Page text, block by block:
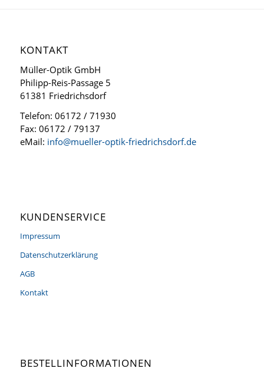
KONTAKT
Müller-Optik GmbH
Philipp-Reis-Passage 5
61381 Friedrichsdorf
Telefon: 06172 / 71930
Fax: 06172 / 79137
eMail: info@mueller-optik-friedrichsdorf.de
KUNDENSERVICE
Impressum
Datenschutzerklärung
AGB
Kontakt
BESTELLINFORMATIONEN